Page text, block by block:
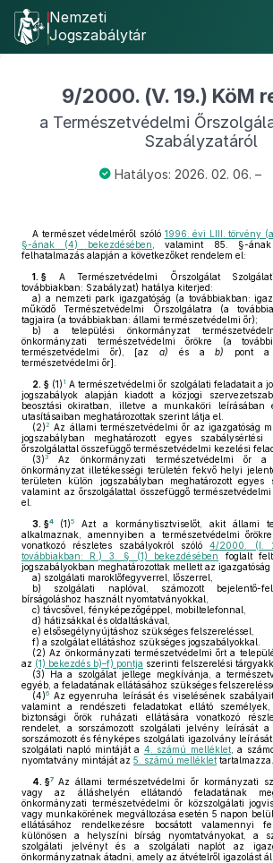
Nemzeti
Jogszabálytár
9/2000. (V. 19.) KöM
a Természetvédelmi
Szabályzatáról
Hatályos: 2026. 02. 06. –
A természet védelméről szóló 1996. évi LIII. törvény
§-ának (4) bekezdésében
, valamint 85. §-
felhatalmazás alapján a következőket rendelem el:
1. § A Természetvédelmi Őrszolgálat
továbbiakban: Szabályzat) hatálya kiterjed:
a) a nemzeti park igazgatóság (a továbbiakban:
működő Természetvédelmi Őrszolgálatra (a
tagjaira (a továbbiakban: állami természetvédelmi őr);
b) a települési önkormányzat
önkormányzati természetvédelmi őrökre (a
természetvédelmi őr), [aza) és ab)
pont a
természetvédelmi őr].
2. § (1) 1 A természetvédelmi őr szolgálati feladatait a
jogszabályok alapján kiadott a közjogi
beosztási okiratban, illetve a munkaköri leírásában
utasításaiban meghatározottak szerint látja el.
(2)2 Az állami természetvédelmi őr az igazgatóság
jogszabályban meghatározott egyes
őrszolgálattal összefüggő természetvédelmi kezelési
(3)3
Az önkormányzati természetvédelmi őr a
önkormányzat illetékességi területén fekvő helyi
területen külön jogszabályban meghatározott egyes
valamint az őrszolgálattal összefüggő
el.
3. §4 (1)5
Azt a kormánytisztviselőt, akit állami
alkalmaznak, amennyiben a természetvédelmi
vonatkozó részletes szabályokról szóló4/2000. (I.
továbbiakban: R.) 3. § (1) bekezdésében
foglalt
jogszabályokban meghatározottak mellett az igazgatóság
a) szolgálati maroklőfegyverrel, lőszerrel,
b) szolgálati naplóval, számozott bejelentő-
bírságoláshoz használt nyomtatványokkal,
c) távcsővel, fényképezőgéppel, mobiltelefonnal,
d) hátizsákkal és oldaltáskával,
e) elsősegélynyújtáshoz szükséges felszereléssel,
f) a szolgálat ellátáshoz szükséges jogszabályokkal.
(2) Az önkormányzati természetvédelmi őrt a
az (1) bekezdés b)–f) pontja szerinti felszerelési
(3) Ha a szolgálat jellege megkívánja, a
egyéb, a feladatának ellátásához szükséges
(4)6 Az egyenruha leírását és viselésének
valamint a rendészeti feladatokat ellátó
biztonsági őrök ruházati ellátására vonatkozó
rendelet, a sorszámozott szolgálati jelvény leírását a
sorszámozott és fényképes szolgálati igazolvány leírását
szolgálati napló mintáját a 4. számú melléklet, a
nyomtatvány mintáját az 5. számú melléklet tartalmazza.
4. §7 Az állami természetvédelmi őr kormányzati
vagy az álláshelyén ellátandó feladatának
önkormányzati természetvédelmi őr közszolgálati
vagy munkakörének megváltozása esetén 5 napon
ellátásához rendelkezésre bocsátott valamennyi
különösen a helyszíni bírság nyomtatványokat, a
szolgálati jelvényt és a szolgálati naplót az
önkormányzatnak átadni, amely az átvételről igazolást